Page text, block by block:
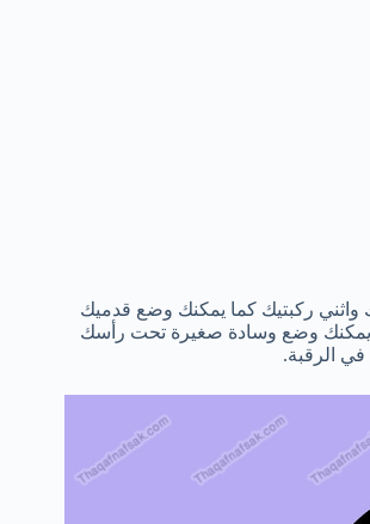
ركبتيك كما يمكنك وضع قدميك
وضع وسادة صغيرة تحت رأسك
في الرقبة.